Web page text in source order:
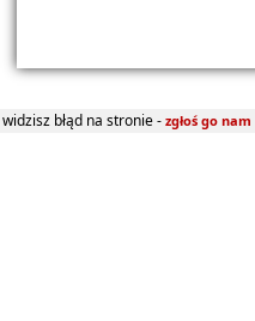
widzisz błąd na stronie - zgłoś go nam